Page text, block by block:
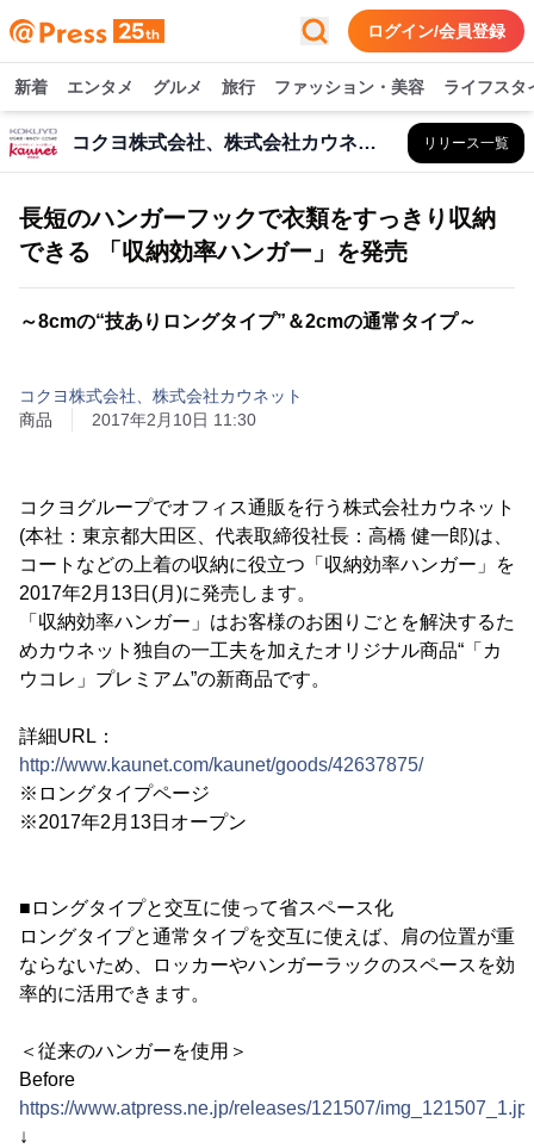
ログイン/会員登録
新着 エンタメ グルメ 旅行 ファッション・美容 ライフスタ
コクヨ株式会社、株式会社カウネット リリース一覧
長短のハンガーフックで衣類をすっきり収納
できる 「収納効率ハンガー」を発売
～8cmの“技ありロングタイプ”＆2cmの通常タイプ～
コクヨ株式会社、株式会社カウネット
商品
2017年2月10日 11:30
コクヨグループでオフィス通販を行う株式会社カウネット
(本社：東京都大田区、代表取締役社長：高橋 健一郎)は、
コートなどの上着の収納に役立つ「収納効率ハンガー」を
2017年2月13日(月)に発売します。
「収納効率ハンガー」はお客様のお困りごとを解決するた
めカウネット独自の一工夫を加えたオリジナル商品“「カ
ウコレ」プレミアム”の新商品です。
詳細URL：
http://www.kaunet.com/kaunet/goods/42637875/
※ロングタイプページ
※2017年2月13日オープン
■ロングタイプと交互に使って省スペース化
ロングタイプと通常タイプを交互に使えば、肩の位置が重
ならないため、ロッカーやハンガーラックのスペースを効
率的に活用できます。
＜従来のハンガーを使用＞
Before
https://www.atpress.ne.jp/releases/121507/
↓